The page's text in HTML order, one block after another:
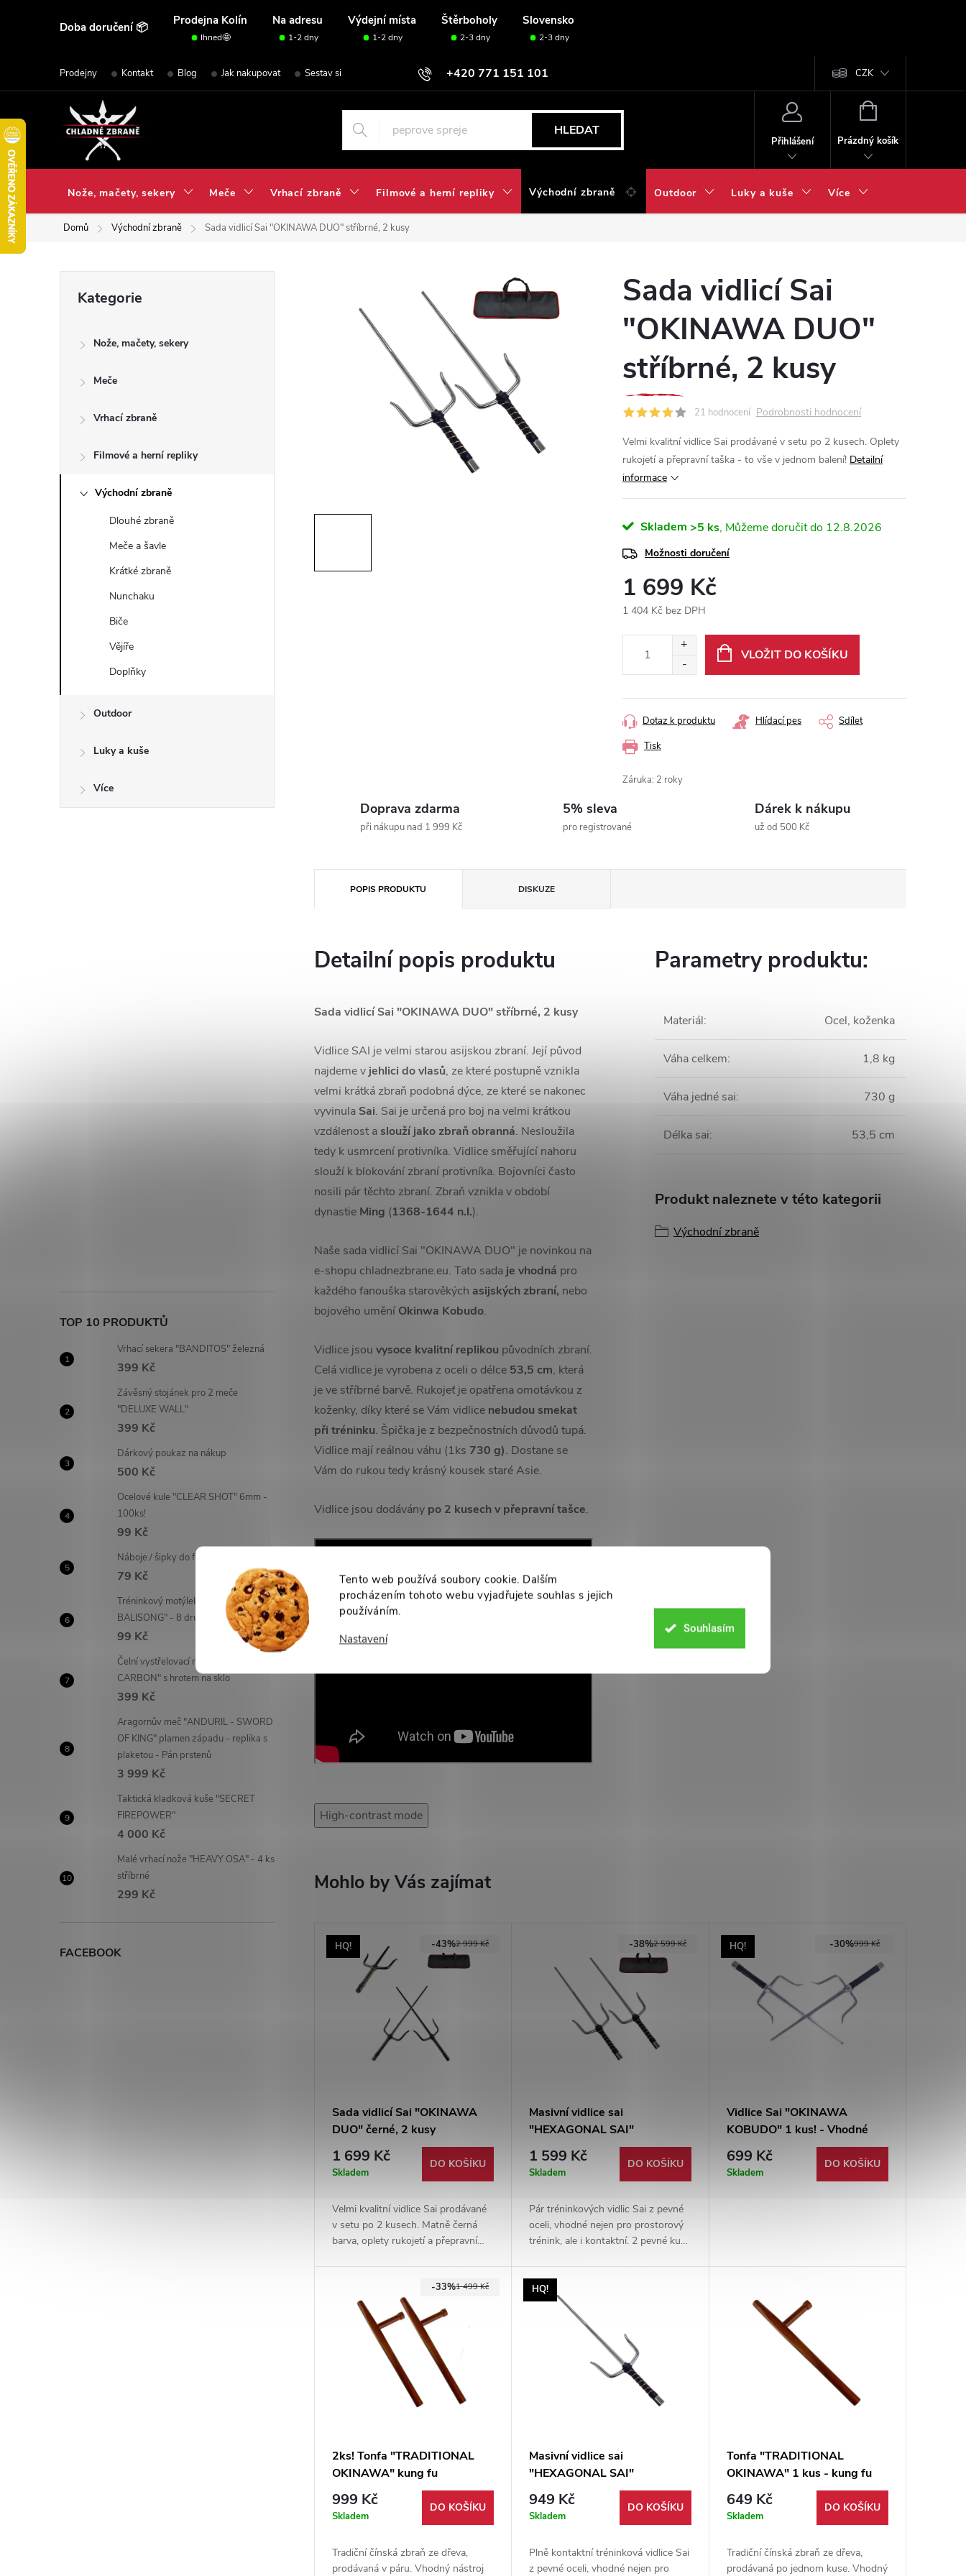
Tento web používá soubory cookie. Dalším
procházením tohoto webu vyjadřujete souhlas s jejich
používáním.
Nastavení
Souhlasím
Doba doručení 📦 Prodejna Kolín Na adresu Výdejní místa Štěrboholy Slovensko
Ihned🤩 1-2 dny 1-2 dny 2-3 dny 2-3 dny
+420 771 151 101
Prodejny Kontakt Blog Jak nakupovat Sestav si svou sadu✅ CZK
HLEDAT
Přihlášení
NÁKUPNÍ
Prázdný košík
Nože, mačety, sekery Meče Vrhací zbraně Filmové a herní repliky Východní zbraně Outdoor Luky a kuše Více
Domů Východní zbraně Sada vidlicí Sai "OKINAWA DUO" stříbrné, 2 kusy
a
kategorie
Kategorie
Nože, mačety, sekery
Meče
Vrhací zbraně
Filmové a herní repliky
Východní zbraně
Dlouhé zbraně
Meče a šavle
Krátké zbraně
Nunchaku
Biče
Vějíře
Doplňky
Outdoor
Luky a kuše
Více
TOP 10 PRODUKTŮ
Vrhací sekera "BANDITOS" železná
399 Kč
Závěsný stojánek pro 2 meče
"DELUXE WALL"
399 Kč
Dárkový poukaz na nákup
500 Kč
Ocelové kule "CLEAR SHOT" 6mm -
100ks!
99 Kč
Náboje / šipky do foukaček - 20 ks!
79 Kč
Tréninkový motýlek "FANTASY
BALISONG" - 8 druhů!
99 Kč
Čelní vystřelovací nůž "OTF
CARBON" s hrotem na sklo
399 Kč
Aragornův meč "ANDURIL - SWORD
OF KING" plamen západu - replika s
plaketou - Pán prstenů
3 999 Kč
Taktická kladková kuše "SECRET
FIREPOWER"
4 000 Kč
Malé vrhací nože "HEAVY OSA" - 4 ks
stříbrné
299 Kč
FACEBOOK
Sada vidlicí Sai
"OKINAWA DUO"
stříbrné, 2 kusy
21 hodnocení Podrobnosti hodnocení
Velmi kvalitní vidlice Sai prodávané v setu po 2 kusech. Oplety
rukojetí a přepravní taška - to vše v jednom balení! Detailní
informace
Skladem >5 ks 12.8.2026
Možnosti doručení
1 699 Kč
1 404 Kč bez DPH
VLOŽIT DO KOŠÍKU
Tisk
Dotaz k produktu Hlídací pes Sdílet
Záruka: 2 roky
Doprava zdarma
při nákupu nad 1 999 Kč
5% sleva
pro registrované
Dárek k nákupu
už od 500 Kč
POPIS PRODUKTU DISKUZE
Detailní popis produktu
Sada vidlicí Sai "OKINAWA DUO" stříbrné, 2 kusy
Vidlice SAI je velmi starou asijskou zbraní. Její původ
najdeme v jehlici do vlasů, ze které postupně vznikla
velmi krátká zbraň podobná dýce, ze které se nakonec
vyvinula Sai. Sai je určená pro boj na velmi krátkou
vzdálenost aslouží jako zbraň obranná. Nesloužila
tedy k usmrcení protivníka. Vidlice směřující nahoru
slouží k blokování zbraní protivníka. Bojovníci často
nosili pár těchto zbraní. Zbraň vznikla v období
dynastie Ming (1368-1644 n.l.).
Naše sada vidlicí Sai "OKINAWA DUO" je novinkou na
e-shopu chladnezbrane.eu. Tato sada je vhodná pro
každého fanouška starověkých asijských zbraní, nebo
bojového umění Okinwa Kobudo.
Vidlice jsou vysoce kvalitní replikou původních zbraní.
Celá vidlice je vyrobena z oceli o délce 53,5 cm, která
je ve stříbrné barvě. Rukojeť je opatřena omotávkou z
koženky, díky které se Vám vidlice nebudou smekat
při tréninku. Špička je z bezpečnostních důvodů tupá.
Vidlice mají reálnou váhu (1ks 730 g). Dostane se
Vám do rukou tedy krásný kousek staré Asie.
Vidlice jsou dodávány po 2 kusech v přepravní tašce.
Parametry produktu:
Materiál: Ocel, koženka
Váha celkem: 1,8 kg
Váha jedné sai: 730 g
Délka sai: 53,5 cm
Produkt naleznete v této kategorii
Východní zbraně
High-contrast mode
Mohlo by Vás zajímat
HQ! 2 999 Kč
-43%
Sada vidlicí Sai "OKINAWA
DUO" černé, 2 kusy
1 699 Kč
Skladem
DO KOŠÍKU
Velmi kvalitní vidlice Sai prodávané
v setu po 2 kusech. Matně černá
barva, oplety rukojetí a přepravní
2 599 Kč
-38%
Masivní vidlice sai
"HEXAGONAL SAI"
šestihranné tréninkové Pár!
1 599 Kč
Skladem
DO KOŠÍKU
Pár tréninkových vidlic Sai z pevné
oceli, vhodné nejen pro prostorový
trénink, ale i kontaktní. 2 pevné kusy
HQ! 999 Kč
-30%
Vidlice Sai "OKINAWA
KOBUDO" 1 kus! - Vhodné
pro trénink!
699 Kč
Skladem
DO KOŠÍKU
1 499 Kč
-33%
2ks! Tonfa "TRADITIONAL
OKINAWA" kung fu
999 Kč
Skladem
DO KOŠÍKU
Tradiční čínská zbraň ze dřeva,
prodávaná v páru. Vhodný nástroj
HQ!
Masivní vidlice sai
"HEXAGONAL SAI"
šestihranné tréninkové jeden
kus!
949 Kč
Skladem
DO KOŠÍKU
Plně kontaktní tréninková vidlice Sai
z pevné oceli, vhodné nejen pro
Tonfa "TRADITIONAL
OKINAWA" 1 kus - kung fu
649 Kč
Skladem
DO KOŠÍKU
Tradiční čínská zbraň ze dřeva,
prodávaná po jednom kuse. Vhodný